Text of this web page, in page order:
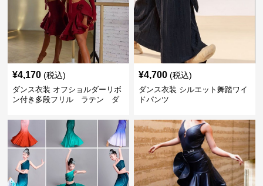
¥4,170 (税込)
ダンス衣装 オフショルダーリボ
ン付き多段フリル ラテン ダ
¥4,700 (税込)
ダンス衣装 シルエット舞踏ワイ
ドパンツ